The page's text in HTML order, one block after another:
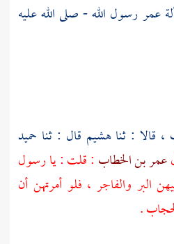
عمررسول الله - صلى الله عليه
، قالا : ثناهشيم قال : ثنا حميد
عمر بن الخطاب : قلت : يا رسول
البر والفاجر ، فلو أمرتهن أن
.